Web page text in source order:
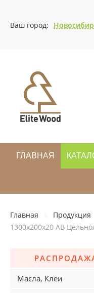
Ваш город:
ГЛАВНАЯ
Главная Продукция
1300х200х20 АВ
Масла, Клеи